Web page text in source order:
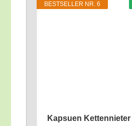
BEST­SEL­LER NR. 6
Kap­suen